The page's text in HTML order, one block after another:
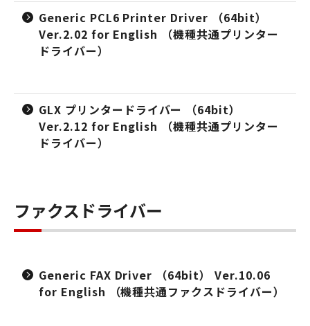
Generic PCL6 Printer Driver （64bit）
Ver.2.02 for English （機種共通プリンター
ドライバー）
GLX プリンタードライバー （64bit）
Ver.2.12 for English （機種共通プリンター
ドライバー）
ファクスドライバー
Generic FAX Driver （64bit） Ver.10.06
for English （機種共通ファクスドライバー）